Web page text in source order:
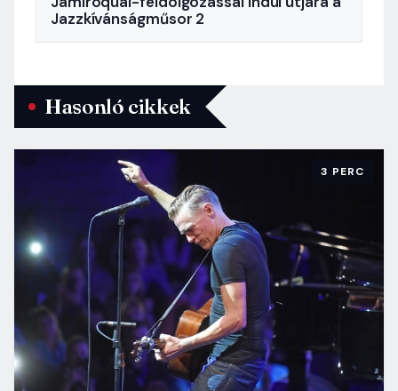
Jazzkívánságműsor 2
Hasonló cikkek
3 PERC